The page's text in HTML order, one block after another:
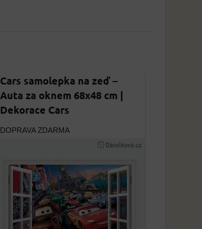
Cars samolepka na zeď –
Auta za oknem 68x48 cm |
Dekorace Cars
DOPRAVA ZDARMA